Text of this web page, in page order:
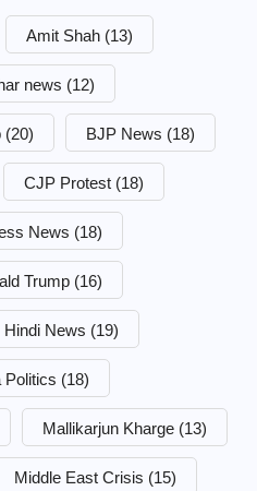
Amit Shah (13)
news (12)
(20) BJP News (18)
CJP Protest (18)
News (18)
Trump (16)
Hindi News (19)
Politics (18)
Mallikarjun Kharge (13)
Middle East Crisis (15)